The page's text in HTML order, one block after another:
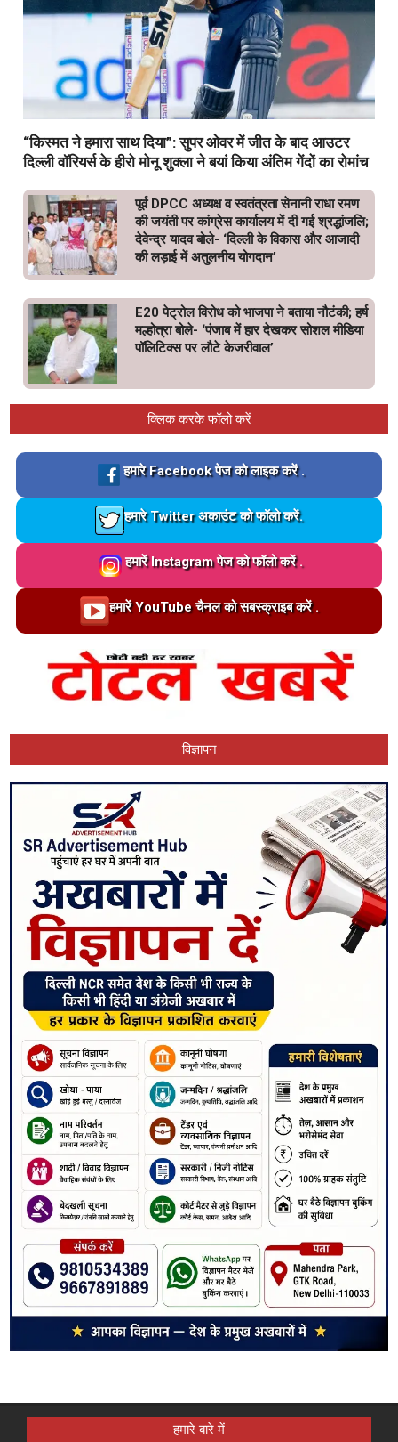
“किस्मत ने हमारा साथ दिया”: सुपर ओवर में जीत के बाद आउटर
दिल्ली वॉरियर्स के हीरो मोनू शुक्ला ने बयां किया अंतिम गेंदों का रोमांच
पूर्व DPCC अध्यक्ष व स्वतंत्रता सेनानी राधा रमण
की जयंती पर कांग्रेस कार्यालय में दी गई श्रद्धांजलि;
देवेन्द्र यादव बोले- ‘दिल्ली के विकास और आजादी
की लड़ाई में अतुलनीय योगदान’
E20 पेट्रोल विरोध को भाजपा ने बताया नौटंकी; हर्ष
मल्होत्रा बोले- ‘पंजाब में हार देखकर सोशल मीडिया
पॉलिटिक्स पर लौटे केजरीवाल’
क्लिक करके फॉलो करें
Loading…
हमारे Facebook पेज को लाइक करें .
Loading…
हमारे Twitter अकाउंट को फॉलो करें.
Loading…
हमारें Instagram पेज को फॉलो करें .
Loading…हमारें YouTube चैनल को सबस्क्राइब करें .
विज्ञापन
हमारे बारे में